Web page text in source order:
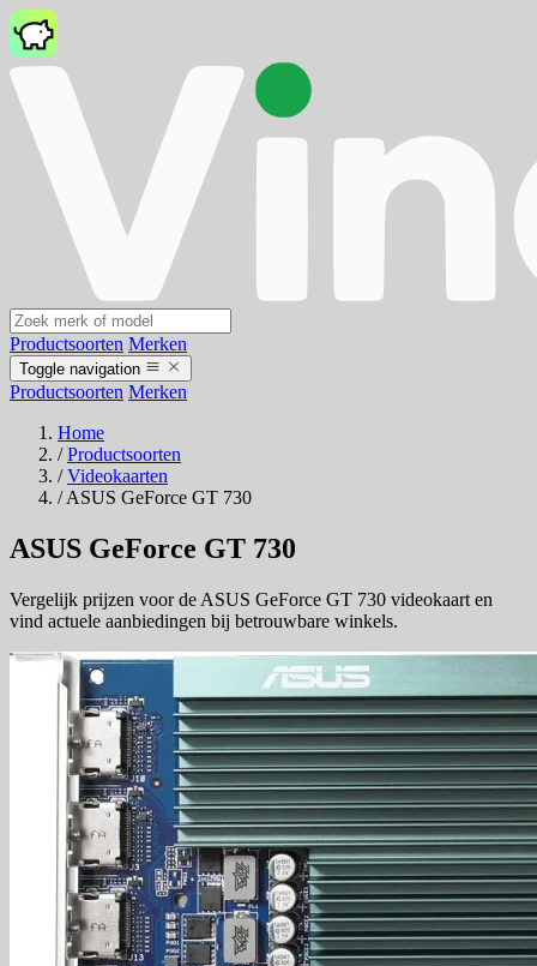
Productsoorten Merken
Toggle navigation
Productsoorten Merken
Home
/ Productsoorten
/ Videokaarten
/ ASUS GeForce GT 730
ASUS GeForce GT 730
Vergelijk prijzen voor de ASUS GeForce GT 730 videokaart en
vind actuele aanbiedingen bij betrouwbare winkels.